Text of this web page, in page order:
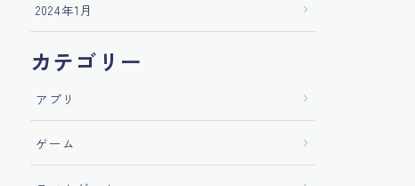
2024年1月
カテゴリー
アプリ
ゲーム